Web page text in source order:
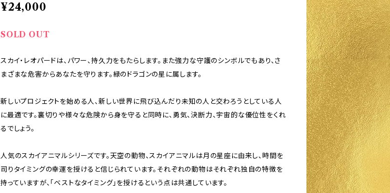
¥24,000
SOLD OUT
スカイ・レオパードは、パワー、持久力をもたらします。また強力な守護のシンボルでもあり、さ
まざまな危害からあなたを守ります。緑のドラゴンの星に属します。
新しいプロジェクトを始める人、新しい世界に飛び込んだり未知の人と交わろうとしている人
に最適です。裏切りや様々な危険から身を守ると同時に、勇気、決断力、宇宙的な優位性をくれ
るでしょう。
人気のスカイアニマルシリーズです。天空の動物、スカイアニマルは月の星座に由来し、時間を
司りタイミングの幸運を授けると信じられています。それぞれの動物はそれぞれ独自の特徴を
持っていますが、「ベストなタイミング」を授けるという点は共通しています。